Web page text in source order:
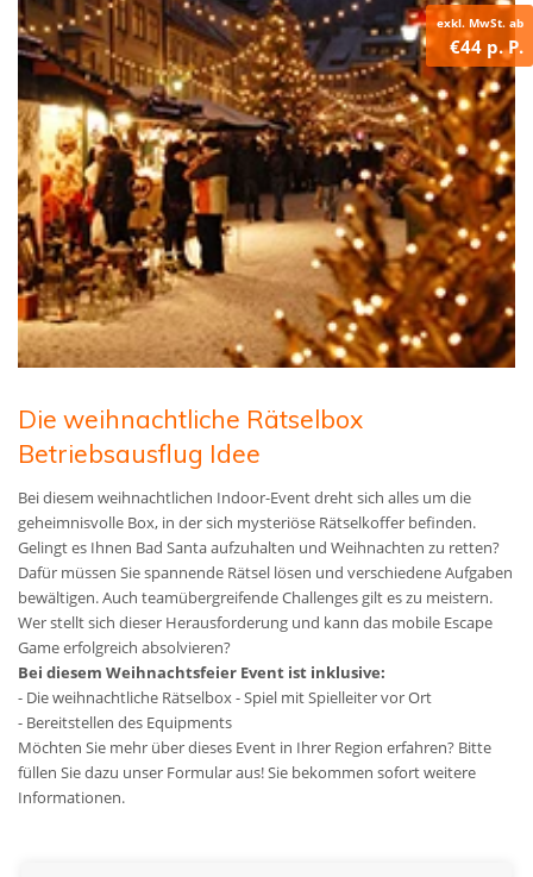
exkl. MwSt. ab
€44 p. P.
Die weihnachtliche Rätselbox
Betriebsausflug Idee
Bei diesem weihnachtlichen Indoor-Event dreht sich alles um die
geheimnisvolle Box, in der sich mysteriöse Rätselkoffer befinden.
Gelingt es Ihnen Bad Santa aufzuhalten und Weihnachten zu retten?
Dafür müssen Sie spannende Rätsel lösen und verschiedene Aufgaben
bewältigen. Auch teamübergreifende Challenges gilt es zu meistern.
Wer stellt sich dieser Herausforderung und kann das mobile Escape
Game erfolgreich absolvieren?
Bei diesem Weihnachtsfeier Event ist inklusive:
- Die weihnachtliche Rätselbox - Spiel mit Spielleiter vor Ort
- Bereitstellen des Equipments
Möchten Sie mehr über dieses Event in Ihrer Region erfahren? Bitte
füllen Sie dazu unser Formular aus! Sie bekommen sofort weitere
Informationen.